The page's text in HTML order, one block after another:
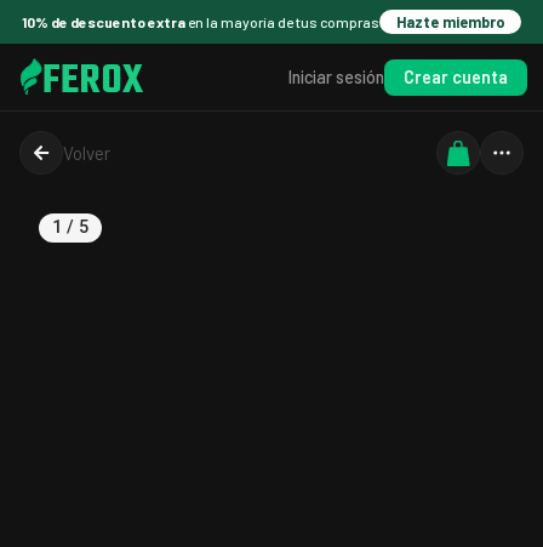
10% de descuento extraen la mayoría de tus compras Hazte miembro
FEROX Iniciar sesión Crear cuenta
Volver
1 / 5